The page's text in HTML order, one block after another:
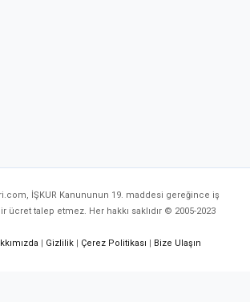
İŞKUR Kanununun 19. maddesi gereğince iş
ücret talep etmez. Her hakkı saklıdır © 2005-2023
| Gizlilik| Çerez Politikası | Bize Ulaşın